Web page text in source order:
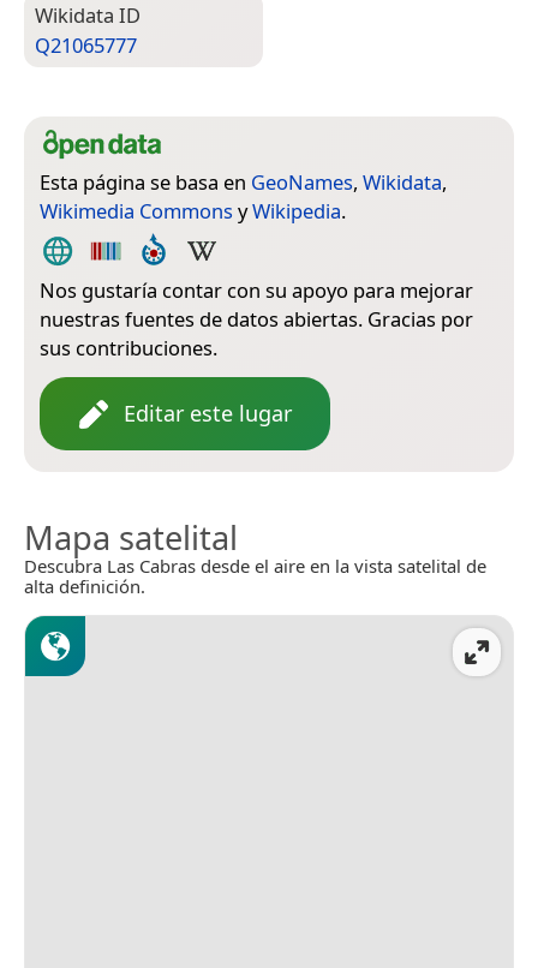
Wiki­data ID
Q21065777
Esta página se basa en GeoNames, Wikidata,
Wikimedia Commons yWikipedia.
Nos gustaría contar con su apoyo para mejorar
nuestras fuentes de datos abiertas. Gracias por
sus contribuciones.
Editar este lugar
Mapa satelital
Descubra Las Cabras desde el aire en la vista satelital de
alta definición.